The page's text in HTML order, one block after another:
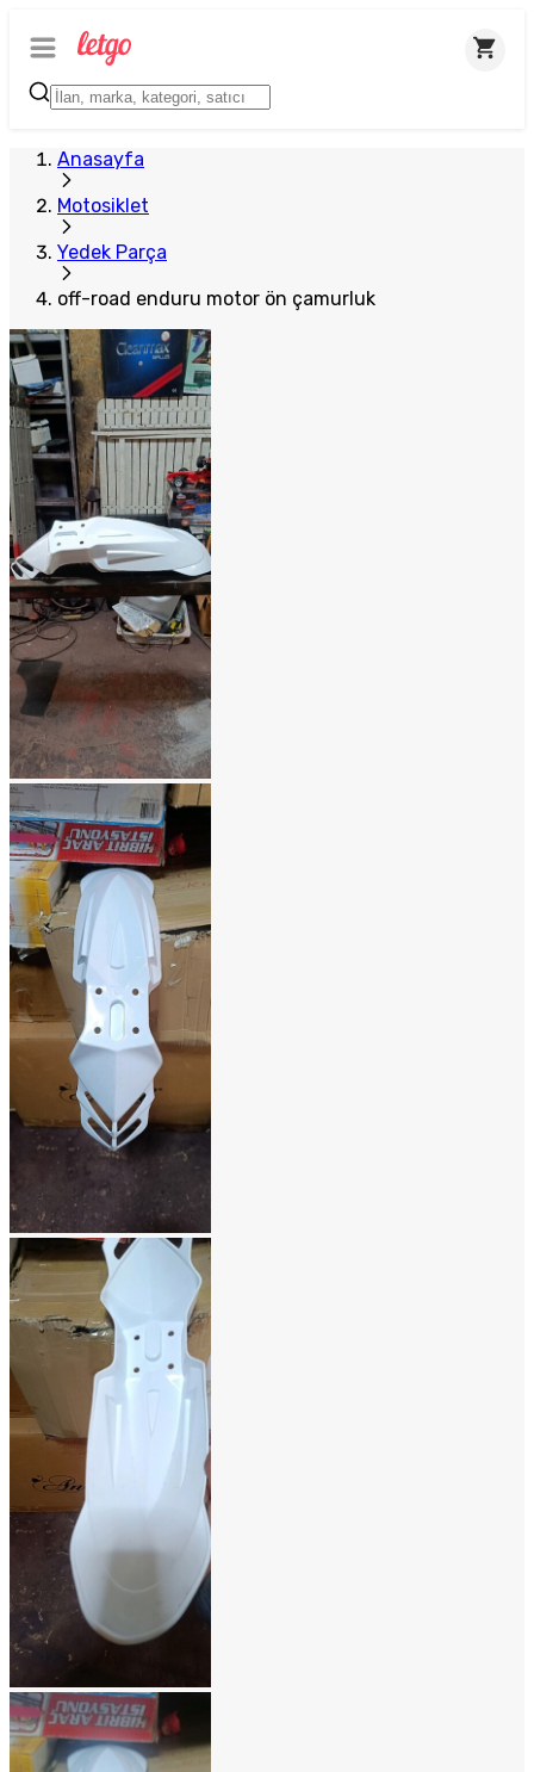
Anasayfa
Motosiklet
Yedek Parça
off-road enduru motor ön çamurluk
Plus Satıcı